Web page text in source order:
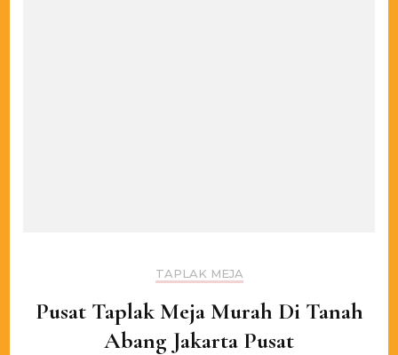
TAPLAK MEJA
Pusat Taplak Meja Murah Di Tanah
Abang Jakarta Pusat